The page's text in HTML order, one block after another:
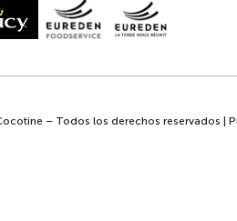
– Todos los derechos reservados |